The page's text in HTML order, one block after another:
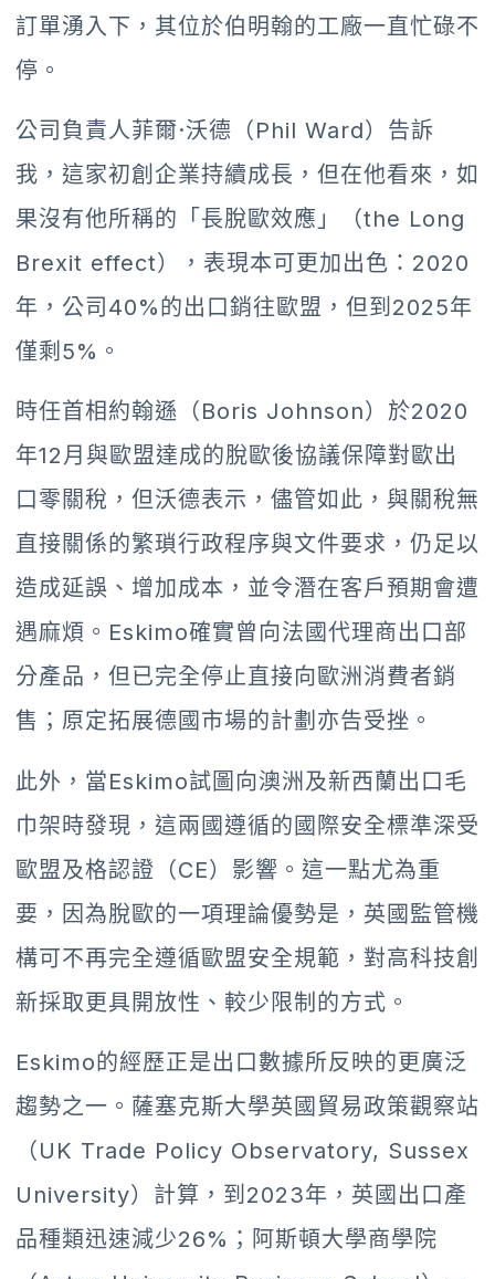
訂單湧入下，其位於伯明翰的工廠一直忙碌不
停。
公司負責人菲爾·沃德（Phil Ward）告訴
我，這家初創企業持續成長，但在他看來，如
果沒有他所稱的「長脫歐效應」（the Long
Brexit effect），表現本可更加出色：2020
年，公司40%的出口銷往歐盟，但到2025年
僅剩5%。
時任首相約翰遜（Boris Johnson）於2020
年12月與歐盟達成的脫歐後協議保障對歐出
口零關稅，但沃德表示，儘管如此，與關稅無
直接關係的繁瑣行政程序與文件要求，仍足以
造成延誤、增加成本，並令潛在客戶預期會遭
遇麻煩。Eskimo確實曾向法國代理商出口部
分產品，但已完全停止直接向歐洲消費者銷
售；原定拓展德國市場的計劃亦告受挫。
此外，當Eskimo試圖向澳洲及新西蘭出口毛
巾架時發現，這兩國遵循的國際安全標準深受
歐盟及格認證（CE）影響。這一點尤為重
要，因為脫歐的一項理論優勢是，英國監管機
構可不再完全遵循歐盟安全規範，對高科技創
新採取更具開放性、較少限制的方式。
Eskimo的經歷正是出口數據所反映的更廣泛
趨勢之一。薩塞克斯大學英國貿易政策觀察站
（UK Trade Policy Observatory, Sussex
University）計算，到2023年，英國出口產
品種類迅速減少26%；阿斯頓大學商學院